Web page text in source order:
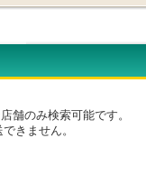
舗のみ検索可能です。
きません。